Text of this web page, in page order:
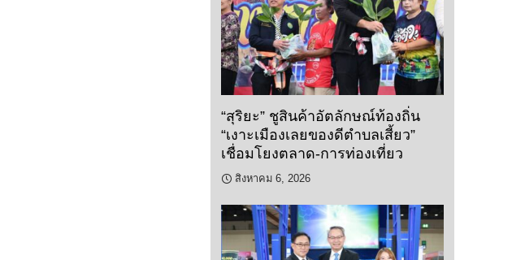
“สุริยะ” ชูสินค้าอัตลักษณ์ท้องถิ่น
“เงาะเมืองเลยของดีตำบลเสี้ยว”
เชื่อมโยงตลาด-การท่องเที่ยว
สิงหาคม 6, 2026